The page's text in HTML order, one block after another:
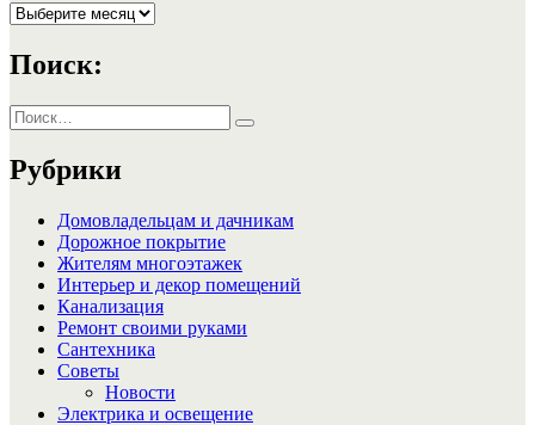
Архивы
Поиск:
Искать:
Поиск
Рубрики
Домовладельцам и дачникам
Дорожное покрытие
Жителям многоэтажек
Интерьер и декор помещений
Канализация
Ремонт своими руками
Сантехника
Советы
Новости
Электрика и освещение